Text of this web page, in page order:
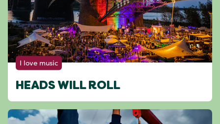
I love music
HEADS WILL ROLL